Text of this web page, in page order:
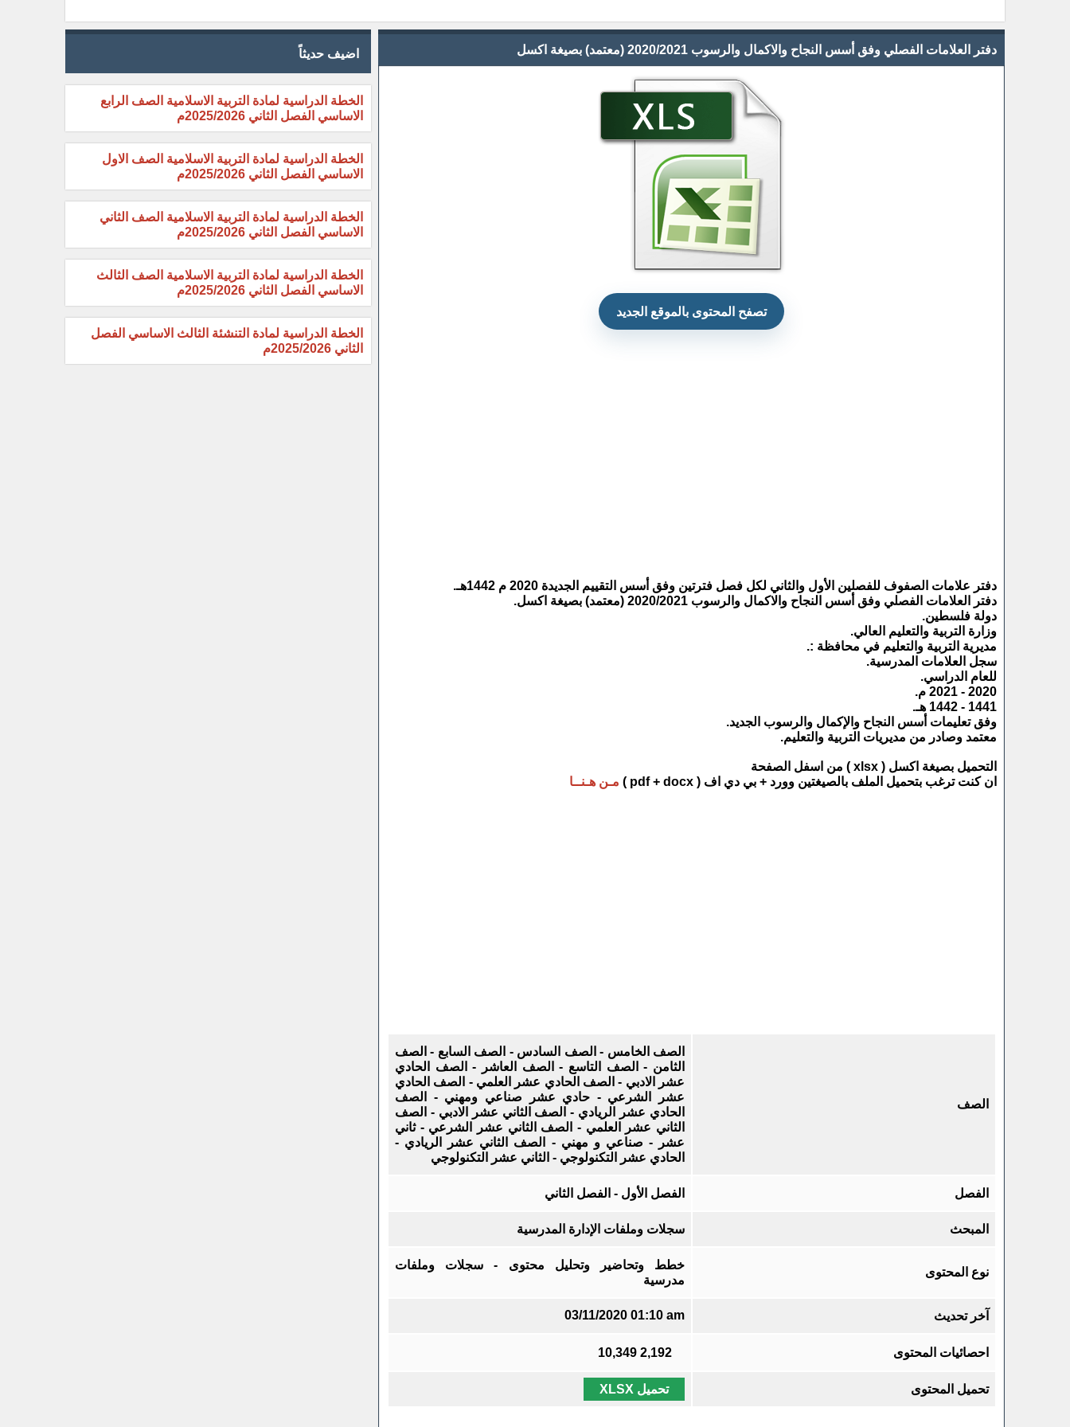
دفتر العلامات الفصلي وفق أسس النجاح والاكمال والرسوب 2020/2021 (معتمد) بصيغة اكسل
تصفح المحتوى بالموقع الجديد
دفتر علامات الصفوف للفصلين الأول والثاني لكل فصل فترتين وفق أسس التقييم الجديدة 2020 م 1442هـ.
دفتر العلامات الفصلي وفق أسس النجاح والاكمال والرسوب 2020/2021 (معتمد) بصيغة اكسل.
دولة فلسطين.
وزارة التربية والتعليم العالي.
مديرية التربية والتعليم في محافظة :.
سجل العلامات المدرسية.
للعام الدراسي.
2020 - 2021 م.
1441 - 1442 هـ.
وفق تعليمات أسس النجاح والإكمال والرسوب الجديد.
معتمد وصادر من مديريات التربية والتعليم.
التحميل بصيغة اكسل ( xlsx ) من اسفل الصفحة
ان كنت ترغب بتحميل الملف بالصيغتين وورد + بي دي اف ( pdf + docx )
مـن هـنــا
الصف
الصف الخامس - الصف السادس - الصف السابع - الصف
الثامن - الصف التاسع - الصف العاشر - الصف الحادي
عشر الادبي - الصف الحادي عشر العلمي - الصف الحادي
عشر الشرعي - حادي عشر صناعي ومهني - الصف
الحادي عشر الريادي - الصف الثاني عشر الادبي - الصف
الثاني عشر العلمي - الصف الثاني عشر الشرعي - ثاني
عشر - صناعي و مهني - الصف الثاني عشر الريادي -
الحادي عشر التكنولوجي - الثاني عشر التكنولوجي
الفصل الفصل الأول - الفصل الثاني
المبحث سجلات وملفات الإدارة المدرسية
نوع المحتوى
خطط وتحاضير وتحليل محتوى - سجلات وملفات
مدرسية
آخر تحديث 03/11/2020 01:10 am
احصائيات المحتوى 2,192
10,349
تحميل المحتوى تحميل XLSX
اضيف حديثاً
الخطة الدراسية لمادة التربية الاسلامية الصف الرابع
الاساسي الفصل الثاني 2025/2026م
الخطة الدراسية لمادة التربية الاسلامية الصف الاول
الاساسي الفصل الثاني 2025/2026م
الخطة الدراسية لمادة التربية الاسلامية الصف الثاني
الاساسي الفصل الثاني 2025/2026م
الخطة الدراسية لمادة التربية الاسلامية الصف الثالث
الاساسي الفصل الثاني 2025/2026م
الخطة الدراسية لمادة التنشئة الثالث الاساسي الفصل
الثاني 2025/2026م